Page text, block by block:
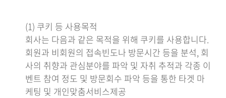
(1) 쿠키 등 사용목적
회사는 다음과 같은 목적을 위해 쿠키를 사용합니다.
회원과 비회원의 접속빈도나 방문시간 등을 분석, 회
사의 취향과 관심분야를 파악 및 자취 추적과 각종 이
벤트 참여 정도 및 방문회수 파악 등을 통한 타겟 마
케팅 및 개인맞춤서비스제공